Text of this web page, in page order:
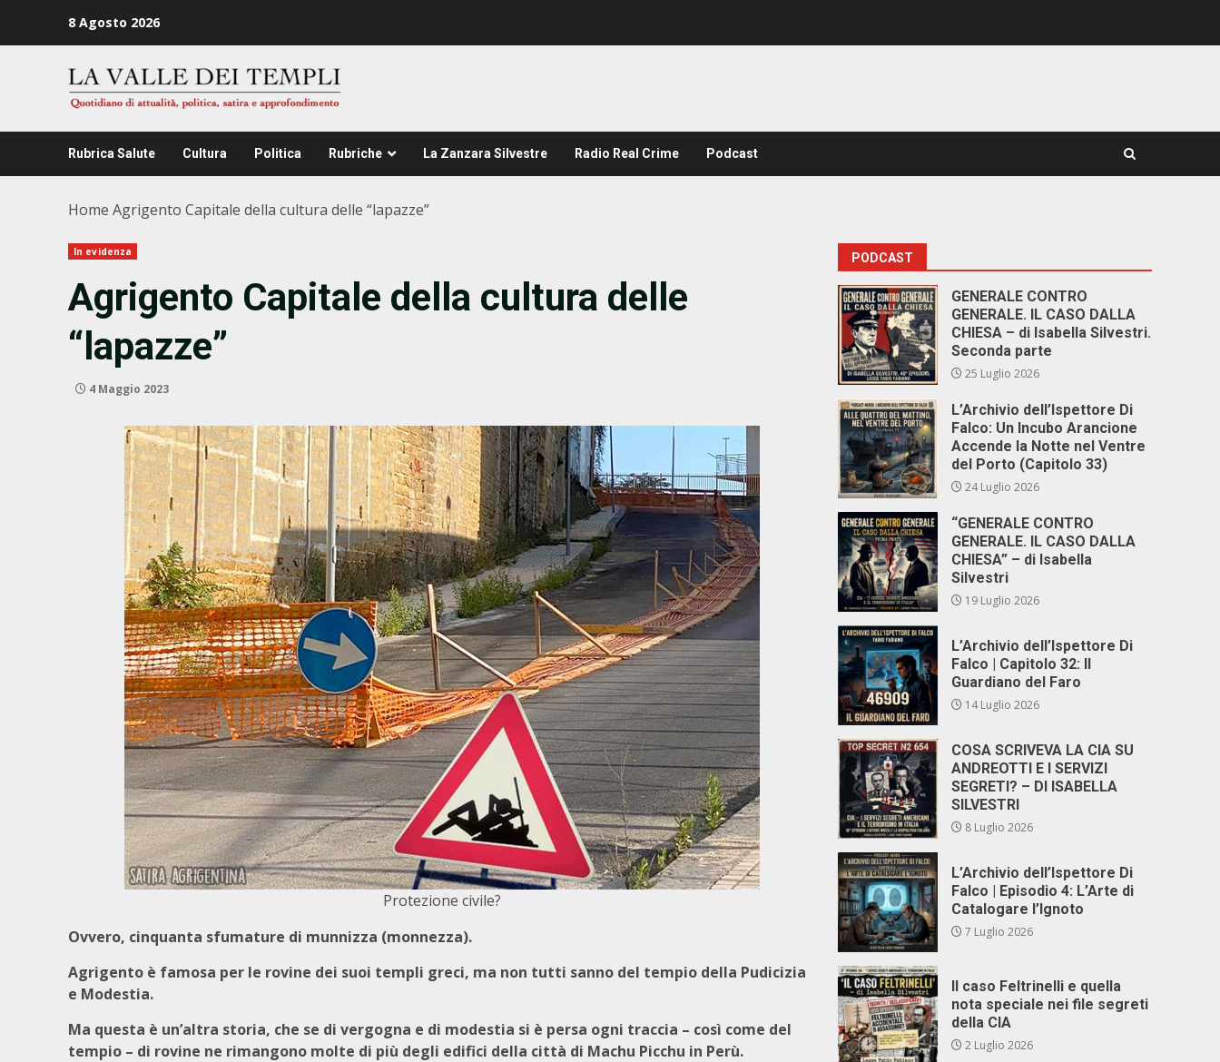
8 Agosto 2026
Rubrica Salute Cultura Politica Rubriche La Zanzara Silvestre Radio Real Crime Podcast
Home Agrigento Capitale della cultura delle “lapazze”
In evidenza
Agrigento Capitale della cultura delle
“lapazze”
4 Maggio 2023
Protezione civile?
Ovvero, cinquanta sfumature di munnizza (monnezza).
Agrigento è famosa per le rovine dei suoi templi greci, ma non tutti sanno del tempio della Pudicizia
e Modestia.
Ma questa è un’altra storia, che se di vergogna e di modestia si è persa ogni traccia – così come del
tempio – di rovine ne rimangono molte di più degli edifici della città di Machu Picchu in Perù.
PODCAST
GENERALE CONTRO
GENERALE. IL CASO DALLA
CHIESA – di Isabella Silvestri.
Seconda parte
25 Luglio 2026
L’Archivio dell’Ispettore Di
Falco: Un Incubo Arancione
Accende la Notte nel Ventre
del Porto (Capitolo 33)
24 Luglio 2026
“GENERALE CONTRO
GENERALE. IL CASO DALLA
CHIESA” – di Isabella
Silvestri
19 Luglio 2026
L’Archivio dell’Ispettore Di
Falco | Capitolo 32: Il
Guardiano del Faro
14 Luglio 2026
COSA SCRIVEVA LA CIA SU
ANDREOTTI E I SERVIZI
SEGRETI? – DI ISABELLA
SILVESTRI
8 Luglio 2026
L’Archivio dell’Ispettore Di
Falco | Episodio 4: L’Arte di
Catalogare l’Ignoto
7 Luglio 2026
Il caso Feltrinelli e quella
nota speciale nei file segreti
della CIA
2 Luglio 2026